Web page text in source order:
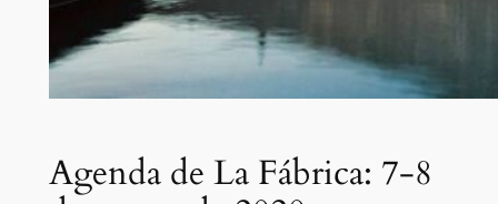
Agenda de La Fábrica: 7-8